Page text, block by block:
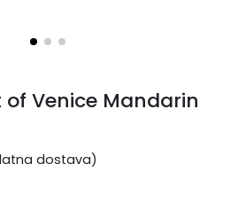
Venice Mandarin
dostava)